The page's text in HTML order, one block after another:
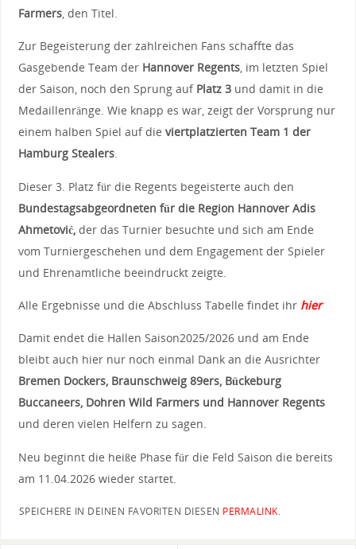
Farmers, den Titel.
Zur Begeisterung der zahlreichen Fans schaffte das
Gasgebende Team der Hannover Regents, im letzten Spiel
der Saison, noch den Sprung auf Platz 3und damit in die
Medaillenränge. Wie knapp es war, zeigt der Vorsprung nur
einem halben Spiel auf die viertplatzierten Team 1 der
Hamburg Stealers.
Dieser 3. Platz für die Regents begeisterte auch den
Bundestagsabgeordneten für die Region Hannover Adis
Ahmetović,der das Turnier besuchte und sich am Ende
vom Turniergeschehen und dem Engagement der Spieler
und Ehrenamtliche beeindruckt zeigte.
Alle Ergebnisse und die Abschluss Tabelle findet ihr hier
Damit endet die Hallen Saison2025/2026 und am Ende
bleibt auch hier nur noch einmal Dank an die Ausrichter
Bremen Dockers, Braunschweig 89ers, Bückeburg
Buccaneers, Dohren Wild Farmers und Hannover Regents
und deren vielen Helfern zu sagen.
Neu beginnt die heiße Phase für die Feld Saison die bereits
am 11.04.2026 wieder startet.
SPEICHERE IN DEINEN FAVORITEN DIESEN PERMALINK.